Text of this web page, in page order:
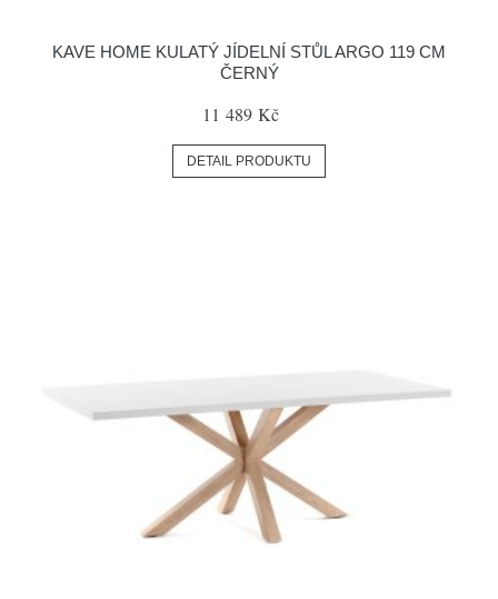
KAVE HOME KULATÝ JÍDELNÍ STŮL ARGO 119 CM
ČERNÝ
11 489 Kč
DETAIL PRODUKTU